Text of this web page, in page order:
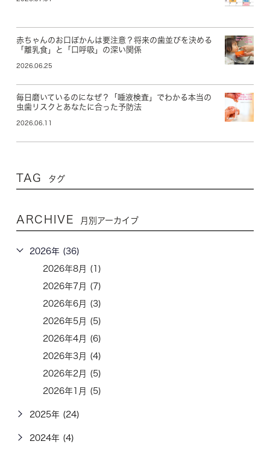
赤ちゃんのお口ぽかんは要注意？将来の歯並びを決める
「離乳食」と「口呼吸」の深い関係
2026.06.25
毎日磨いているのになぜ？「唾液検査」でわかる本当の
虫歯リスクとあなたに合った予防法
2026.06.11
TAG タグ
ARCHIVE 月別アーカイブ
2026年 (36)
2026年8月 (1)
2026年7月 (7)
2026年6月 (3)
2026年5月 (5)
2026年4月 (6)
2026年3月 (4)
2026年2月 (5)
2026年1月 (5)
2025年 (24)
2024年 (4)